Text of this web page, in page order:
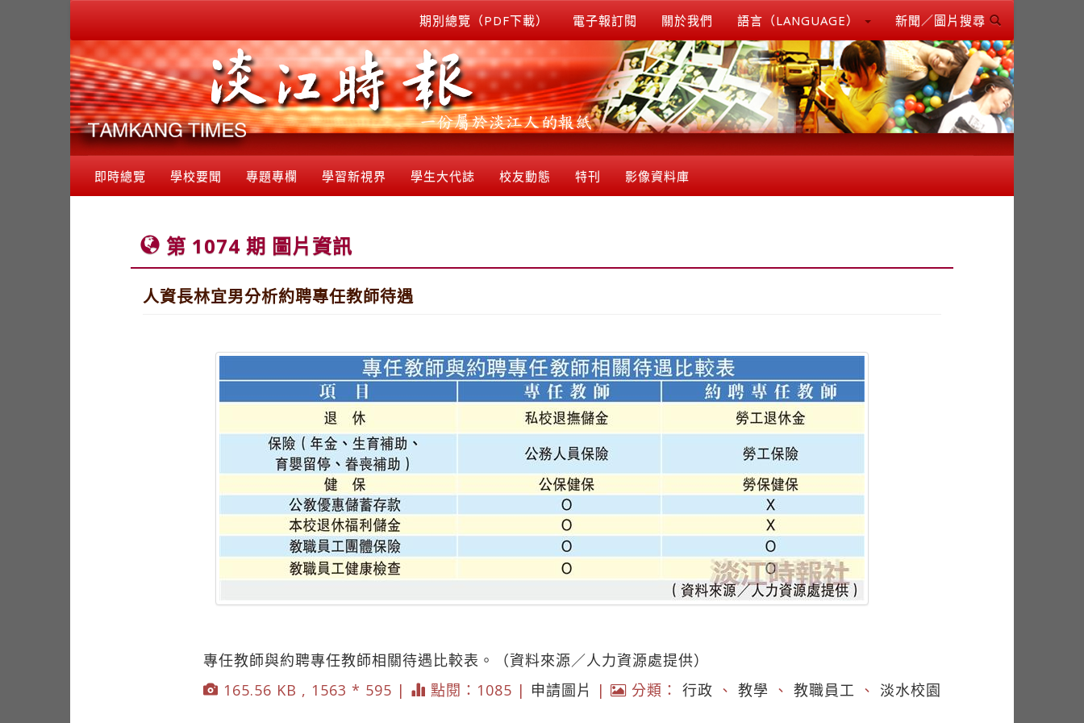
期別總覽（PDF下載） 電子報訂閱 關於我們 語言（LANGUAGE） 新聞／圖片搜尋
即時總覽 學校要聞 專題專欄 學習新視界 學生大代誌 校友動態 特刊 影像資料庫
第 1074 期 圖片資訊
人資長林宜男分析約聘專任教師待遇
專任教師與約聘專任教師相關待遇比較表。（資料來源／人力資源處提供）
165.56 KB , 1563 * 595 |
點閱：1085 | 申請圖片 | 分類： 行政 、 教學 、 教職員工 、 淡水校園